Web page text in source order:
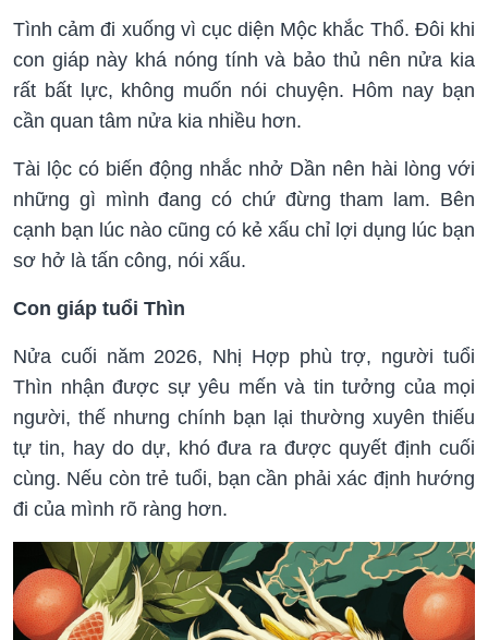
Tình cảm đi xuống vì cục diện Mộc khắc Thổ. Đôi khi
con giáp này khá nóng tính và bảo thủ nên nửa kia
rất bất lực, không muốn nói chuyện. Hôm nay bạn
cần quan tâm nửa kia nhiều hơn.
Tài lộc có biến động nhắc nhở Dần nên hài lòng với
những gì mình đang có chứ đừng tham lam. Bên
cạnh bạn lúc nào cũng có kẻ xấu chỉ lợi dụng lúc bạn
sơ hở là tấn công, nói xấu.
Con giáp tuổi Thìn
Nửa cuối năm 2026, Nhị Hợp phù trợ, người tuổi
Thìn nhận được sự yêu mến và tin tưởng của mọi
người, thế nhưng chính bạn lại thường xuyên thiếu
tự tin, hay do dự, khó đưa ra được quyết định cuối
cùng. Nếu còn trẻ tuổi, bạn cần phải xác định hướng
đi của mình rõ ràng hơn.